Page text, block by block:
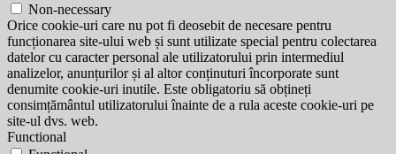
Non-necessary
Orice cookie-uri care nu pot fi deosebit de necesare pentru
funcționarea site-ului web și sunt utilizate special pentru colectarea
datelor cu caracter personal ale utilizatorului prin intermediul
analizelor, anunțurilor și al altor conținuturi încorporate sunt
denumite cookie-uri inutile. Este obligatoriu să obțineți
consimțământul utilizatorului înainte de a rula aceste cookie-uri pe
site-ul dvs. web.
Functional